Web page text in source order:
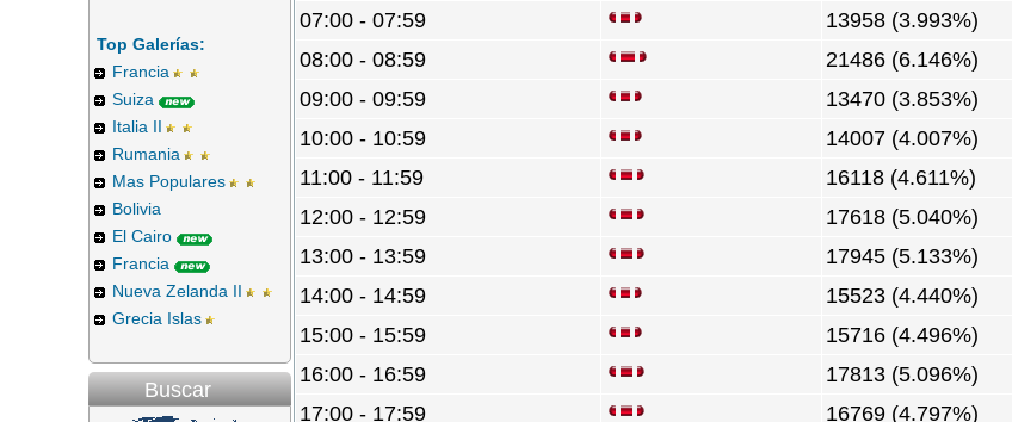
Top Galerías:
Francia
Suiza
Italia II
Rumania
Mas Populares
Bolivia
El Cairo
Francia
Nueva Zelanda II
Grecia Islas
Buscar
07:00 - 07:59
13958 (3.993%)
08:00 - 08:59
21486 (6.146%)
09:00 - 09:59
13470 (3.853%)
10:00 - 10:59
14007 (4.007%)
11:00 - 11:59
16118 (4.611%)
12:00 - 12:59
17618 (5.040%)
13:00 - 13:59
17945 (5.133%)
14:00 - 14:59
15523 (4.440%)
15:00 - 15:59
15716 (4.496%)
16:00 - 16:59
17813 (5.096%)
17:00 - 17:59
16769 (4.797%)